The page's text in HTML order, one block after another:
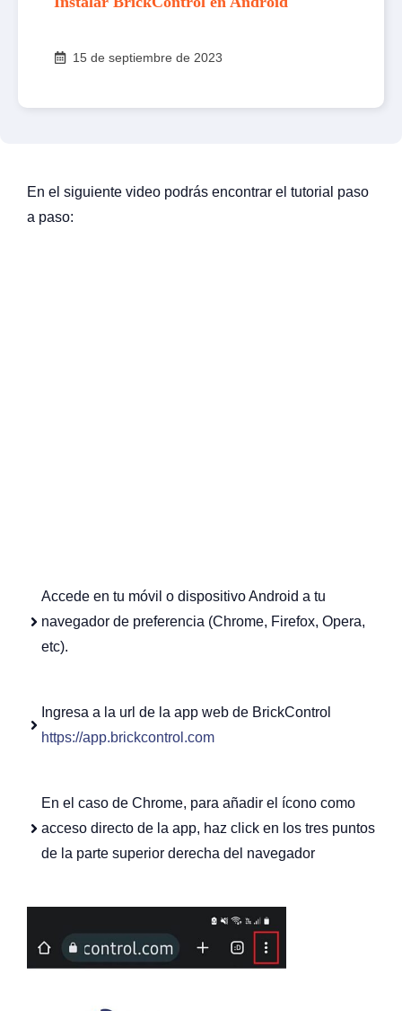
15 de septiembre de 2023
En el siguiente video podrás encontrar el tutorial paso
a paso:
Accede en tu móvil o dispositivo Android a tu
navegador de preferencia (Chrome, Firefox, Opera,
etc).
Ingresa a la url de la app web de BrickControl
https://app.brickcontrol.com
En el caso de Chrome, para añadir el ícono como
acceso directo de la app, haz click en los tres puntos
de la parte superior derecha del navegador